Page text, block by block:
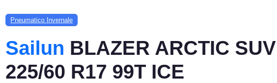
Pneumatico Invernale
Sailun BLAZER ARCTIC SUV
225/60 R17 99T ICE